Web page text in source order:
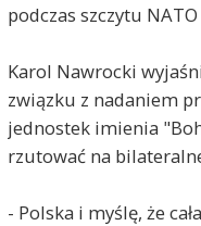
podczas szczytu
Karol Nawrocki
związku z nadaniem
jednostek imienia
rzutować na
- Polska i myślę, że